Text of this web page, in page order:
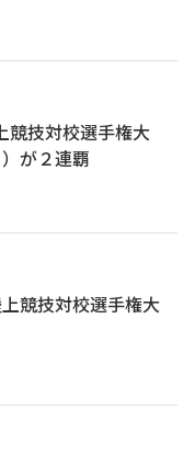
技対校選手権大
が２連覇
競技対校選手権大